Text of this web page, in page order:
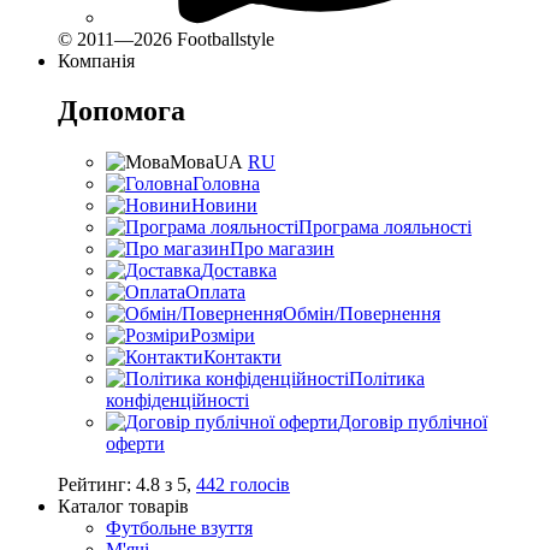
© 2011—2026 Footballstyle
Компанія
Допомога
МоваUA RU
Головна
Новини
Програма лояльності
Про магазин
Доставка
Оплата
Обмін/Повернення
Розміри
Контакти
Політика
конфіденційності
Договір публічної
оферти
Рейтинг: 4.8 з 5, 442 голосів
Каталог товарів
Футбольне взуття